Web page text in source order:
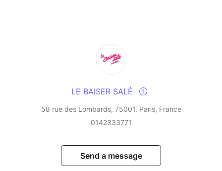
LE BAISER SALÉ
58 rue des Lombards, 75001, Paris, France
0142333771
Send a message